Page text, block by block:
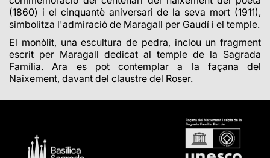
(1860) i el cinquantè aniversari de la seva mort (1911),
simbolitza l'admiració de Maragall per Gaudí i el temple.
El monòlit, una escultura de pedra, inclou un fragment
escrit per Maragall dedicat al temple de la Sagrada
Família. Ara es pot contemplar a la façana del
Naixement, davant del claustre del Roser.